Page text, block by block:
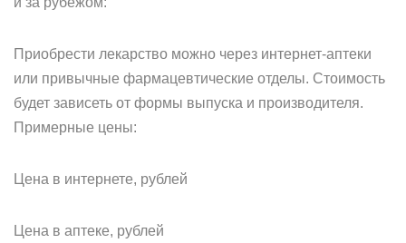
Приобрести лекарство можно через интернет-аптеки
или привычные фармацевтические отделы. Стоимость
будет зависеть от формы выпуска и производителя.
Примерные цены:
Цена в интернете, рублей
Цена в аптеке, рублей